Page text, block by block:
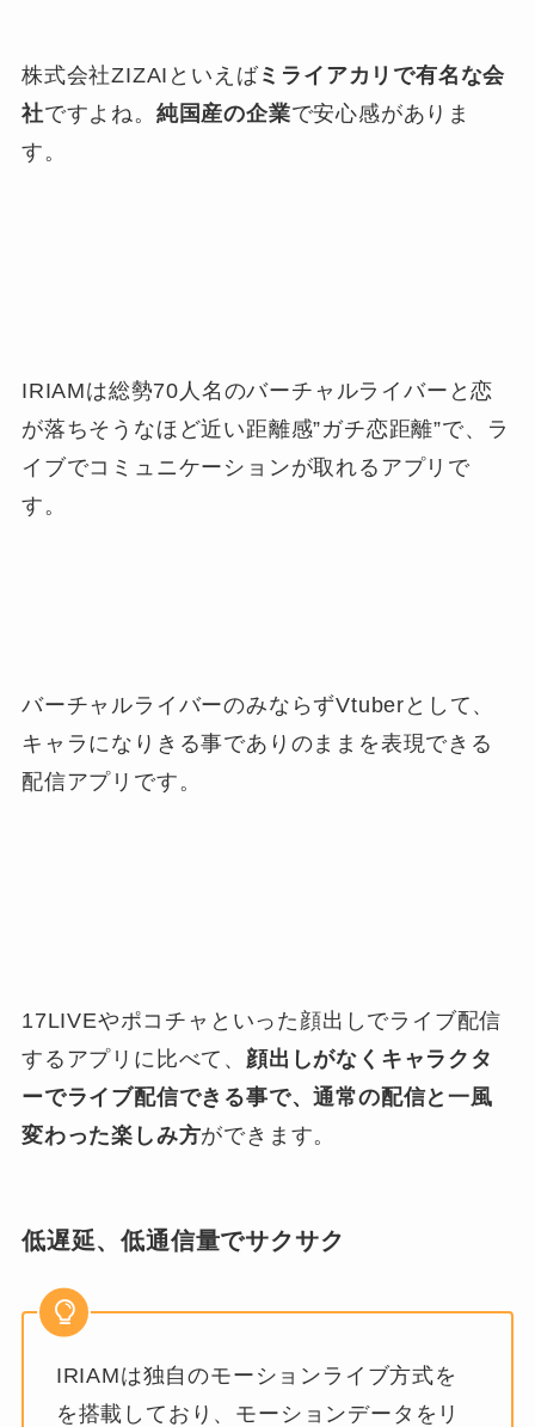
株式会社ZIZAIといえばミライアカリで有名な会
社ですよね。 純国産の企業で安心感がありま
す。
IRIAMは総勢70人名のバーチャルライバーと恋
が落ちそうなほど近い距離感”ガチ恋距離”で、ラ
イブでコミュニケーションが取れるアプリで
す。
バーチャルライバーのみならずVtuberとして、
キャラになりきる事でありのままを表現できる
配信アプリです。
17LIVEやポコチャといった顔出しでライブ配信
するアプリに比べて、 顔出しがなくキャラクタ
ーでライブ配信できる事で、通常の配信と一風
変わった楽しみ方ができます。
低遅延、低通信量でサクサク
IRIAMは独自のモーションライブ方式を
を搭載しており、モーションデータをリ